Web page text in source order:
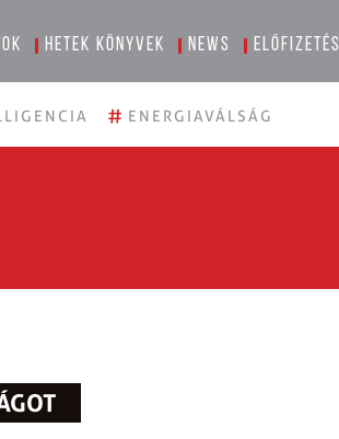
Hetek könyvek News Előfizetés
# ENERGIAVÁLSÁG